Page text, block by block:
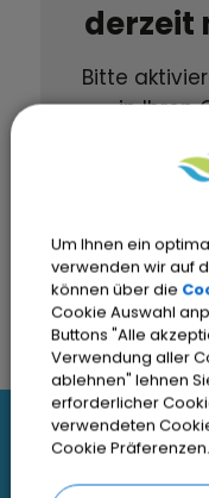
derzeit
Bitte
in Ihren
I
Um Ihnen ein
verwenden wir auf
können über die
Cookie Auswahl
Buttons "Alle
Verwendung aller
ablehnen" lehnen
erforderlicher
verwendeten
Cookie Präferenzen.